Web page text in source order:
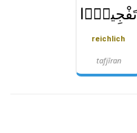
تَفْجِيرًۭا
reichlich
tafjīran